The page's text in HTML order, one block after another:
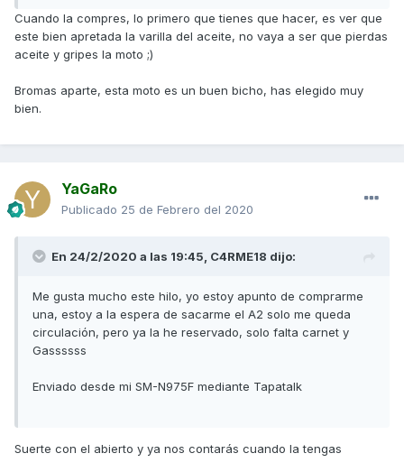
Cuando la compres, lo primero que tienes que hacer, es ver que
este bien apretada la varilla del aceite, no vaya a ser que pierdas
aceite y gripes la moto ;)
Bromas aparte, esta moto es un buen bicho, has elegido muy
bien.
YaGaRo
Publicado 25 de Febrero del 2020
En 24/2/2020 a las 19:45, C4RME18 dijo:
Me gusta mucho este hilo, yo estoy apunto de comprarme
una, estoy a la espera de sacarme el A2 solo me queda
circulación, pero ya la he reservado, solo falta carnet y
Gassssss
Enviado desde mi SM-N975F mediante Tapatalk
Suerte con el abierto y ya nos contarás cuando la tengas